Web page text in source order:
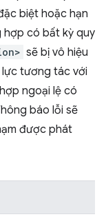
biệt hoặc hạn
hợp có bất kỳ quy
sẽ bị vô hiệu
tương tác với
ngoại lệ có
báo lỗi sẽ
được phát